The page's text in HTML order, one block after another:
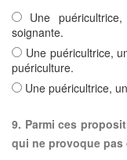
Une
soignante.
Une puéricultrice,
puériculture.
Une puéricultrice,
9. Parmi ces
qui ne provoque pas